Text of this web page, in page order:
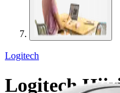
Logitech
Logitech